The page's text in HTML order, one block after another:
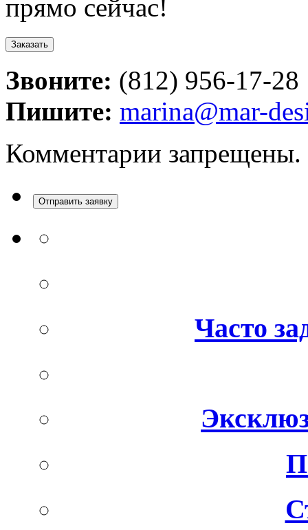
прямо сейчас!
Заказать
Звоните: (812) 956-17-28
Пишите: marina@mar-
Комментарии запрещены.
Отправить заявку
Часто